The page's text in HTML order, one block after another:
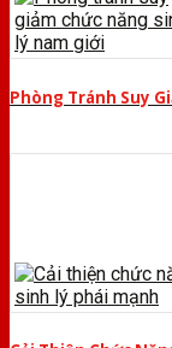
Phòng Tránh Suy